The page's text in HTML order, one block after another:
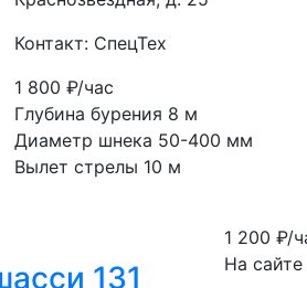
Контакт: СпецТех
1 800₽/час
Глубина бурения 8 м
Диаметр шнека 50-400 мм
Вылет стрелы 10 м
131
1 200₽/
На